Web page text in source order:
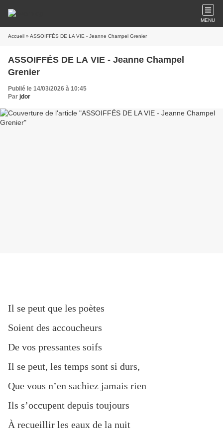
MENU
Accueil » ASSOIFFÉS DE LA VIE - Jeanne Champel Grenier
ASSOIFFÉS DE LA VIE - Jeanne Champel
Grenier
Publié le 14/03/2026 à 10:45
Par jdor
Il se peut que les poètes
Soient des accoucheurs
De vos pressantes soifs
Il se peut, les temps sont si durs,
Que vous n’en sachiez jamais rien
Ils s’occupent depuis toujours
À recueillir les eaux de la nuit